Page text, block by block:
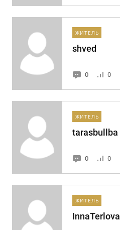
ЖИТЕЛЬ
shved
0 0
ЖИТЕЛЬ
tarasbullba
0 0
ЖИТЕЛЬ
InnaTerlova